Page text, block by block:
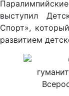
выступил
Спорт»,
развитием